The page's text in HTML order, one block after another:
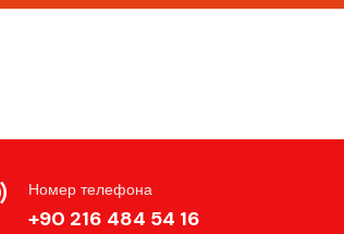
Номер телефона
+90 216 484 54 16